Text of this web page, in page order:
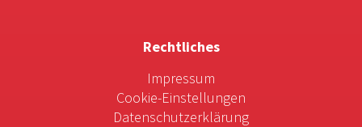
Rechtliches
Impressum
Cookie-Einstellungen
Datenschutzerklärung